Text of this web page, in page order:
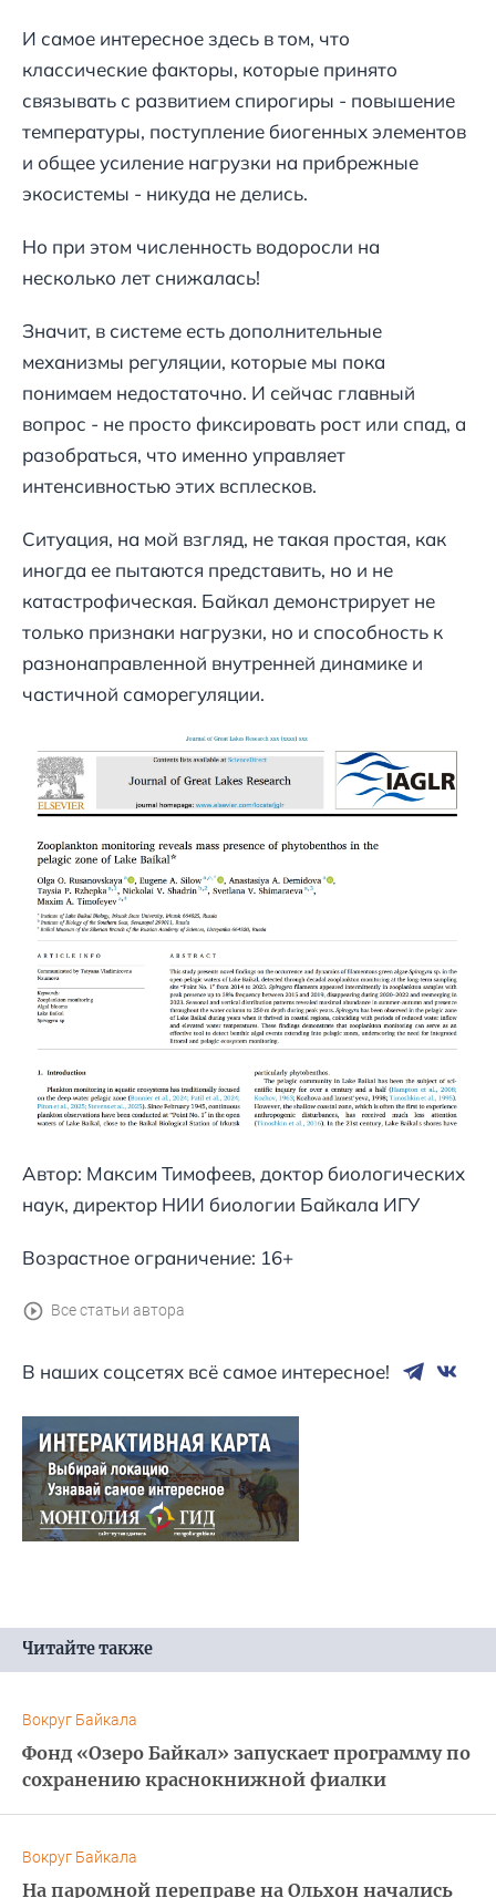
И самое интересное здесь в том, что
классические факторы, которые принято
связывать с развитием спирогиры - повышение
температуры, поступление биогенных элементов
и общее усиление нагрузки на прибрежные
экосистемы - никуда не делись.
Но при этом численность водоросли на
несколько лет снижалась!
Значит, в системе есть дополнительные
механизмы регуляции, которые мы пока
понимаем недостаточно. И сейчас главный
вопрос - не просто фиксировать рост или спад, а
разобраться, что именно управляет
интенсивностью этих всплесков.
Ситуация, на мой взгляд, не такая простая, как
иногда ее пытаются представить, но и не
катастрофическая. Байкал демонстрирует не
только признаки нагрузки, но и способность к
разнонаправленной внутренней динамике и
частичной саморегуляции.
Автор: Максим Тимофеев, доктор биологических
наук, директор НИИ биологии Байкала ИГУ
Возрастное ограничение: 16+
Все статьи автора
В наших соцсетях всё самое интересное!
Читайте также
Вокруг Байкала
Фонд «Озеро Байкал» запускает программу по
сохранению краснокнижной фиалки
Вокруг Байкала
На паромной переправе на Ольхон начались